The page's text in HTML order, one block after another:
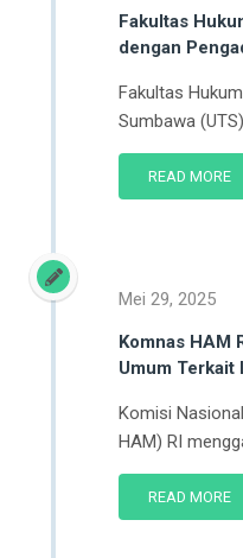
Fakultas
dengan
Fakultas
Sumbawa
READ MORE
Komnas HAM
Umum Terkait
Komisi
HAM) RI
READ MORE
Mei 29, 2025